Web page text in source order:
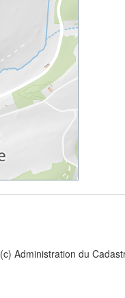
(c) Administration du